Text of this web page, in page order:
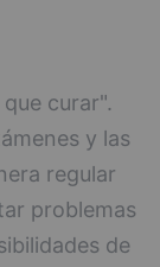
curar".
y las
regular
problemas
de